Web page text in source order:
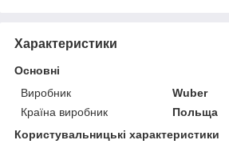
Характеристики
Основні
Виробник
Wuber
Країна виробник
Польща
Користувальницькі характеристики